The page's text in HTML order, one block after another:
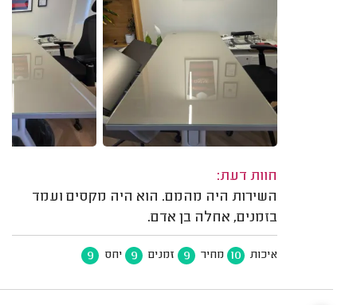
חוות דעת:
השירות היה מהמם. הוא היה מקסים ועמד
בזמנים, אחלה בן אדם.
איכות 10 מחיר 9 זמנים 9 יחס 9